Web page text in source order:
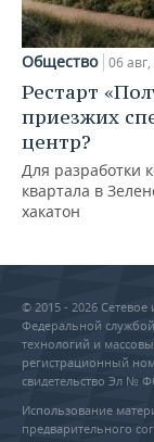
Общество 06
Рестарт
приезжих
центр?
Для разработки
квартала в
хакатон
© 2015 - 2026
Федеральной
технологий и
регистрационный
свидетельство Эл №
Использование
предварительного